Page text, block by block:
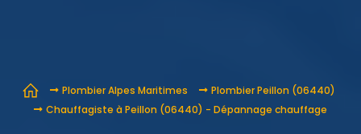
Plombier Alpes Maritimes
Plombier Peillon (06440)
Chauffagiste à Peillon (06440) - Dépannage chauffage